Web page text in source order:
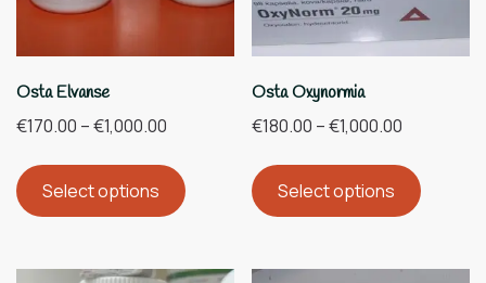
Osta Elvanse
€170.00 –€1,000.00
Select options
Osta Oxynormia
€180.00 –€1,000.00
Select options